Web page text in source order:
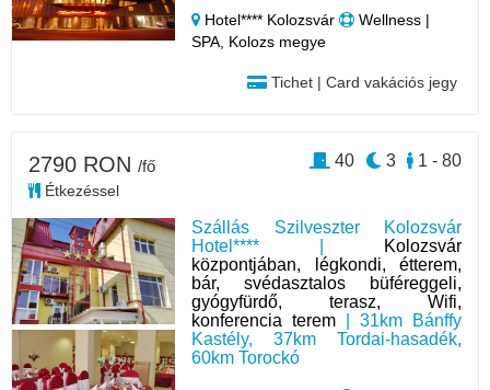
Hotel**** Kolozsvár
Wellness |
SPA, Kolozs megye
Tichet | Card vakációs jegy
Szállás Szilveszter Kolozsvár
Hotel**** |
Kolozsvár
központjában, légkondi, étterem,
bár, svédasztalos büféreggeli,
gyógyfürdő, terasz, Wifi,
konferencia terem | 31km Bánffy
Kastély, 37km Tordai-hasadék,
60km Torockó
2790 RON /fő
Étkezéssel
1 - 80
3
40